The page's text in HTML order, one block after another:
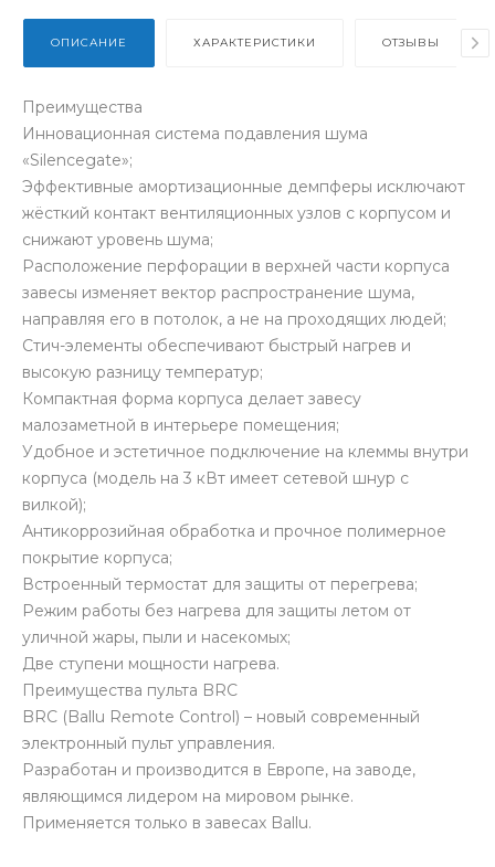
ОПИСАНИЕ ХАРАКТЕРИСТИКИ ОТЗЫВЫ
Преимущества
Инновационная система подавления шума
«Silencegate»;
Эффективные амортизационные демпферы исключают
жёсткий контакт вентиляционных узлов с корпусом и
снижают уровень шума;
Расположение перфорации в верхней части корпуса
завесы изменяет вектор распространение шума,
направляя его в потолок, а не на проходящих людей;
Стич-элементы обеспечивают быстрый нагрев и
высокую разницу температур;
Компактная форма корпуса делает завесу
малозаметной в интерьере помещения;
Удобное и эстетичное подключение на клеммы внутри
корпуса (модель на 3 кВт имеет сетевой шнур с
вилкой);
Антикоррозийная обработка и прочное полимерное
покрытие корпуса;
Встроенный термостат для защиты от перегрева;
Режим работы без нагрева для защиты летом от
уличной жары, пыли и насекомых;
Две ступени мощности нагрева.
Преимущества пульта BRC
BRC (Ballu Remote Control) – новый современный
электронный пульт управления.
Разработан и производится в Европе, на заводе,
являющимся лидером на мировом рынке.
Применяется только в завесах Ballu.